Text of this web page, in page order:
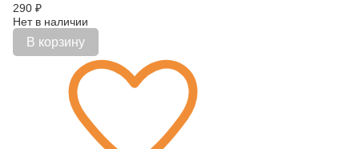
290 ₽
Нет в наличии
В корзину